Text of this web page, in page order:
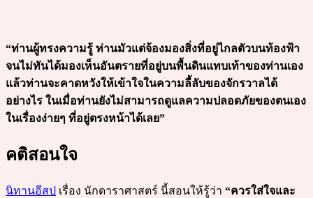
“ท่านผู้ทรงความรู้ ท่านมัวแต่จ้องมองสิ่งที่อยู่ไกลตัวบนท้องฟ้า
จนไม่ทันได้มองเห็นอันตรายที่อยู่บนพื้นดินแทบเท้าของท่านเอง
แล้วท่านจะคาดหวังให้เข้าใจในความลี้ลับของจักรวาลได้
อย่างไร ในเมื่อท่านยังไม่สามารถดูแลความปลอดภัยของตนเอง
ในเรื่องง่ายๆ ที่อยู่ตรงหน้าได้เลย”
คติสอนใจ
นิทานอีสป เรื่อง นักดาราศาสตร์ นี้สอนให้รู้ว่า “ควรใส่ใจและ